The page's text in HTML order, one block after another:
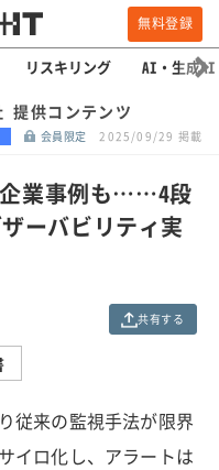
無料登録
リスキリング AI・生成AI
供コンテンツ
会員限定 2025/09/29 掲載
企業事例も……4段
ーバビリティ実
共有する
従来の監視手法が限界
イロ化し、アラートは